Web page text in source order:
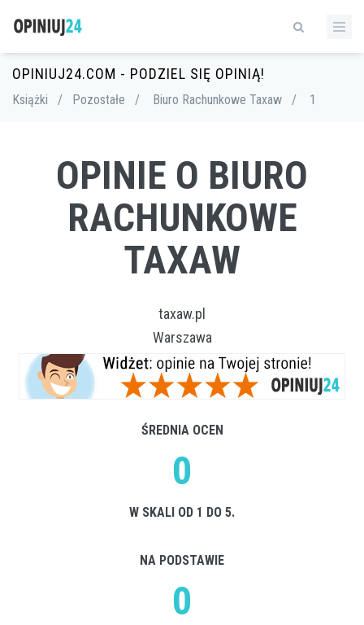
OPINIUJ24.COM - PODZIEL SIĘ OPINIĄ!
Książki / Pozostałe / Biuro Rachunkowe Taxaw / 1
OPINIE O BIURO
RACHUNKOWE
TAXAW
taxaw.pl
Warszawa
ŚREDNIA OCEN
0
W SKALI OD 1 DO 5.
NA PODSTAWIE
0